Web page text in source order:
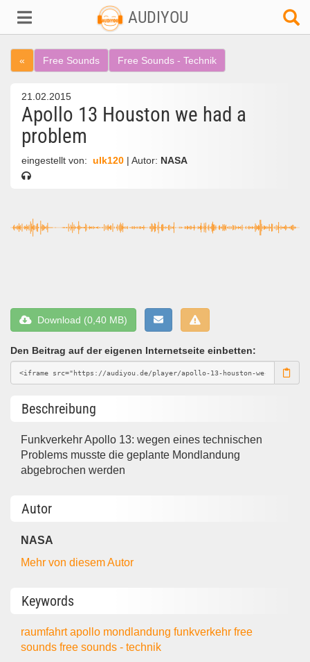
AUDIYOU
« Free Sounds Free Sounds - Technik
21.02.2015
Apollo 13 Houston we had a
problem
eingestellt von: ulk120 | Autor: NASA
Download (0,40 MB)
Den Beitrag auf der eigenen Internetseite einbetten:
Beschreibung
Funkverkehr Apollo 13: wegen eines technischen
Problems musste die geplante Mondlandung
abgebrochen werden
Autor
NASA
Mehr von diesem Autor
Keywords
raumfahrtapollo mondlandungfunkverkehrfree
soundsfree sounds - technik